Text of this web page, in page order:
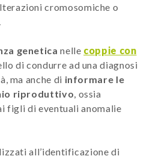
cromosomiche o
genetica nelle coppie con
di condurre ad una diagnosi
ma anche di informare le
riproduttivo, ossia
figli di eventuali anomalie
all’identificazione di